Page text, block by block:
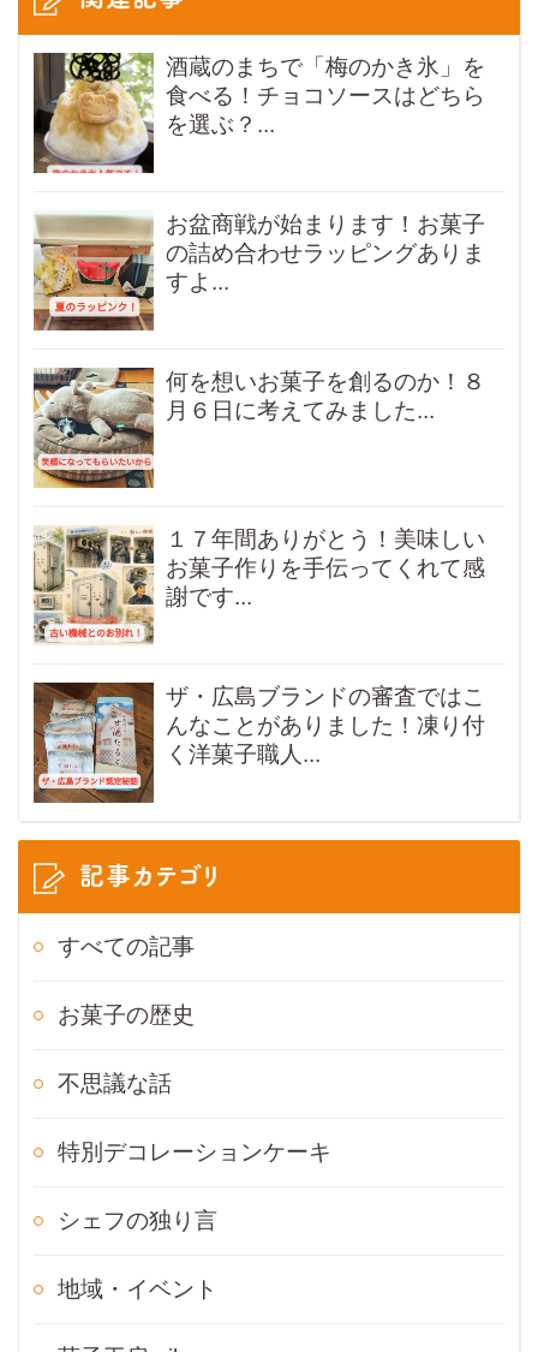
酒蔵のまちで「梅のかき氷」を
食べる！チョコソースはどちら
を選ぶ？...
お盆商戦が始まります！お菓子
の詰め合わせラッピングありま
すよ...
何を想いお菓子を創るのか！８
月６日に考えてみました...
１７年間ありがとう！美味しい
お菓子作りを手伝ってくれて感
謝です...
ザ・広島ブランドの審査ではこ
んなことがありました！凍り付
く洋菓子職人...
記事カテゴリ
すべての記事
お菓子の歴史
不思議な話
特別デコレーションケーキ
シェフの独り言
地域・イベント